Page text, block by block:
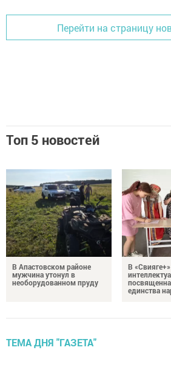
Перейти на страницу
Топ 5 новостей
В Апастовском районе
мужчина утонул в
необорудованном пруду
В
единства
ТЕМА ДНЯ "ГАЗЕТА"